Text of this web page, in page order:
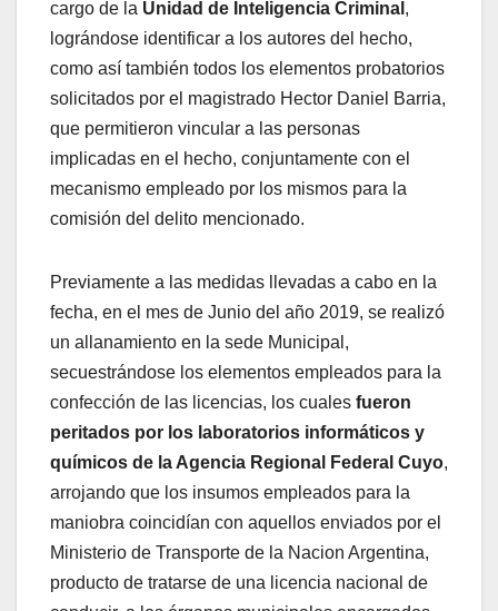
cargo de la Unidad de Inteligencia Criminal ,
lográndose identificar a los autores del hecho,
como así también todos los elementos probatorios
solicitados por el magistrado Hector Daniel Barria,
que permitieron vincular a las personas
implicadas en el hecho, conjuntamente con el
mecanismo empleado por los mismos para la
comisión del delito mencionado.
Previamente a las medidas llevadas a cabo en la
fecha, en el mes de Junio del año 2019, se realizó
un allanamiento en la sede Municipal,
secuestrándose los elementos empleados para la
confección de las licencias, los cuales fueron
peritados por los laboratorios informáticos y
químicos de la Agencia Regional Federal Cuyo,
arrojando que los insumos empleados para la
maniobra coincidían con aquellos enviados por el
Ministerio de Transporte de la Nacion Argentina,
producto de tratarse de una licencia nacional de